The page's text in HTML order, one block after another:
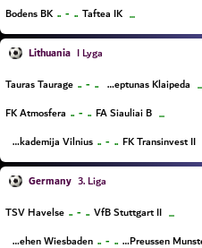
Bodens BK .. - .. Taftea IK ...
Lithuania I Lyga
Tauras Taurage .. - .. FK Neptunas Klaipeda ...
FK Atmosfera .. - .. FA Siauliai B ...
Baltijos Futbolo Akademija Vilnius .. - .. FK Transinvest II
Germany 3. Liga
TSV Havelse .. - .. VfB Stuttgart II ...
SV Wehen Wiesbaden .. - .. SC Preussen Munster